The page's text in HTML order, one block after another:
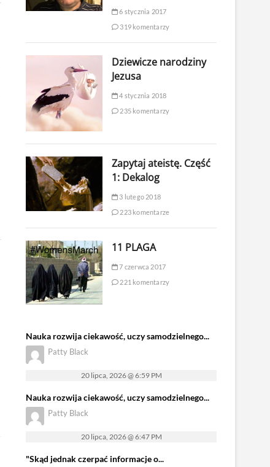
6 stycznia 2017
319 komentarzy
Dziewicze narodziny
Jezusa
4 stycznia 2018
235 komentarzy
Zapytaj ateistę. Część
1: Dekalog
3 lutego 2018
223 komentarze
11 PLAGA
7 czerwca 2017
221 komentarzy
Nauka rozwija ciekawość, uczy samodzielnego...
Patty Black
20 lipca, 2026 @ 6:59 PM
Nauka rozwija ciekawość, uczy samodzielnego...
Patty Black
20 lipca, 2026 @ 6:47 PM
"Skąd jednak czerpać informacje o...